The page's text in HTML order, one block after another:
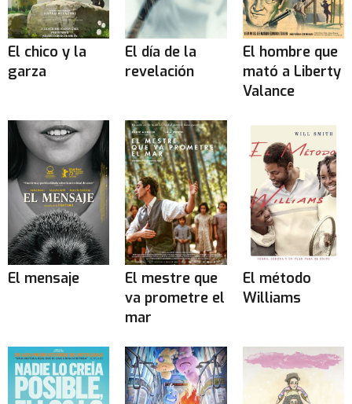
El chico y la
garza
El día de la
revelación
El hombre que
mató a Liberty
Valance
El mensaje
El mestre que
va prometre el
mar
El método
Williams